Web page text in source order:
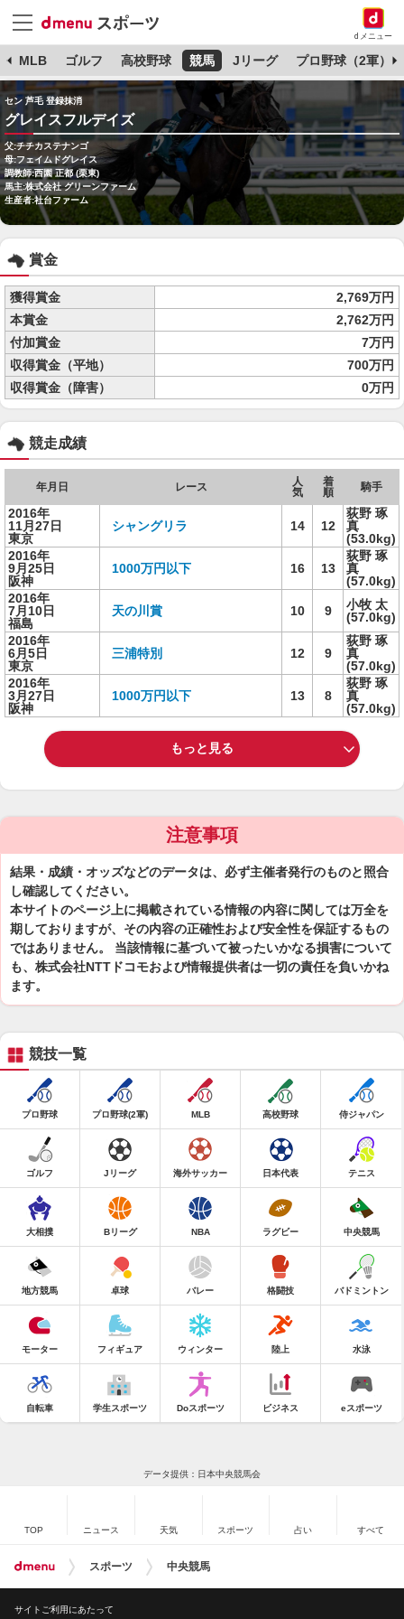
dメニュー
MLB ゴルフ 高校野球 競馬 Jリーグ プロ野球（2軍）
セン 芦毛 登録抹消
グレイスフルデイズ
父:チチカステナンゴ
母:フェイムドグレイス
調教師:西園 正都 (栗東)
馬主:株式会社 グリーンファーム
生産者:社台ファーム
賞金
獲得賞金
2,769万円
本賞金
2,762万円
付加賞金
7万円
収得賞金（平地）
700万円
収得賞金（障害）
0万円
競走成績
年月日 レース
人
気
着
順
騎手
2016年
11月27日
東京
シャングリラ 14 12
荻野 琢
真
(53.0kg)
2016年
9月25日
阪神
1000万円以下 16 13
荻野 琢
真
(57.0kg)
2016年
7月10日
福島
天の川賞 10 9
小牧 太
(57.0kg)
2016年
6月5日
東京
三浦特別 12 9
荻野 琢
真
(57.0kg)
2016年
3月27日
阪神
1000万円以下 13 8
荻野 琢
真
(57.0kg)
もっと見る
注意事項
結果・成績・オッズなどのデータは、必ず主催者発行のものと照合
し確認してください。
本サイトのページ上に掲載されている情報の内容に関しては万全を
期しておりますが、その内容の正確性および安全性を保証するもの
ではありません。 当該情報に基づいて被ったいかなる損害について
も、株式会社NTTドコモおよび情報提供者は一切の責任を負いかね
ます。
競技一覧
プロ野球 プロ野球(2軍) MLB 高校野球 侍ジャパン
ゴルフ Jリーグ 海外サッカー 日本代表 テニス
大相撲 Bリーグ NBA ラグビー 中央競馬
地方競馬 卓球 バレー 格闘技 バドミントン
モーター フィギュア ウィンター 陸上 水泳
自転車 学生スポーツ Doスポーツ ビジネス eスポーツ
データ提供：日本中央競馬会
TOP ニュース 天気 スポーツ 占い すべて
スポーツ 中央競馬
サイトご利用にあたって